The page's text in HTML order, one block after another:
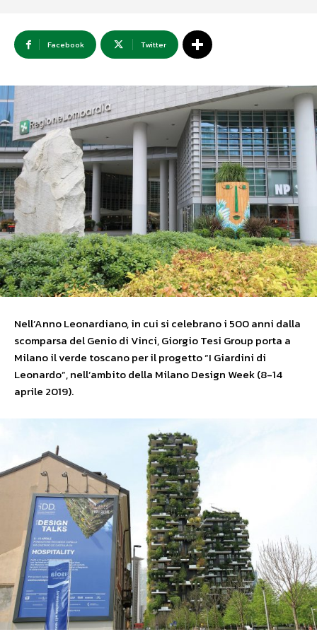
Facebook Twitter
Nell’Anno Leonardiano, in cui si celebrano i 500 anni dalla
scomparsa del Genio di Vinci, Giorgio Tesi Group porta a
Milano il verde toscano per il progetto “I Giardini di
Leonardo”, nell’ambito della Milano Design Week (8-14
aprile 2019).